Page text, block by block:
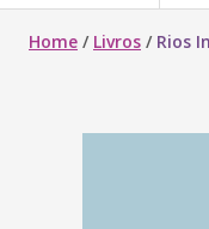
Home / Livros / Rios